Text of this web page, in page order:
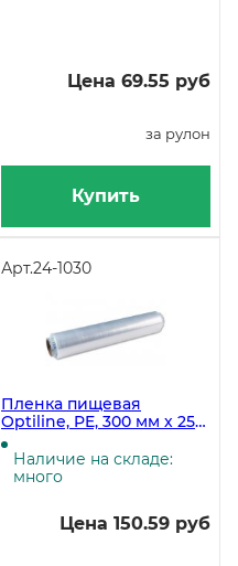
Цена 69.55 руб
за рулон
Купить
Арт.24-1030
Пленка пищевая
Optiline, PE, 300 мм х 250
м, прозрачная, 12
рулонов в коробке
Наличие на складе:
много
Цена 150.59 руб